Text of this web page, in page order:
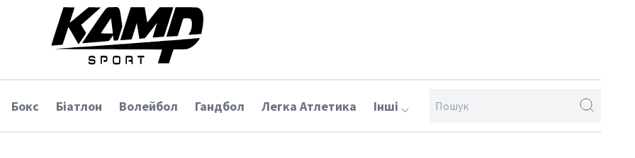
Бокс Біатлон Волейбол Гандбол Легка Атлетика Інші